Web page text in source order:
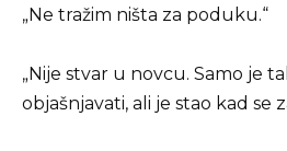
„Ne tražim ništa za poduku.“
„Nije stvar u novcu. Samo je
objašnjavati, ali je stao kad se